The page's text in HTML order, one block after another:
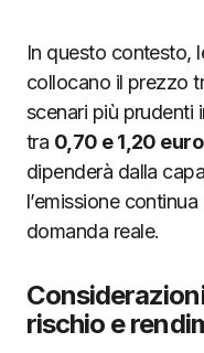
In questo contesto,
collocano il prezzo
scenari più prudenti
tra 0,70 e 1,20 euro
dipenderà dalla
l’emissione
domanda reale.
rischio e